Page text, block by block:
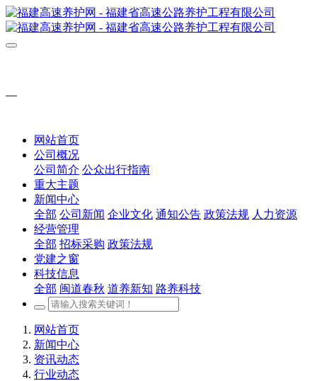
网站首页
公司概况
公司简介 公众出行指南
重大主题
新闻中心
全部 公司新闻 企业文化 通知公告 政策法规 人力资源
经营管理
全部 招标采购 政策法规
党建之窗
科技信息
全部 闽道春秋 道养新知 路养科技
网站首页
新闻中心
资讯动态
行业动态